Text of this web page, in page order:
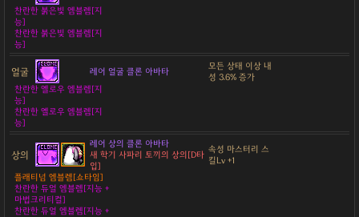
찬란한 붉은빛 엠블렘[지
능]
찬란한 붉은빛 엠블렘[지
능]
얼굴 레어 얼굴 클론 아바타
모든 상태 이상 내
성 3.6% 증가
찬란한 옐로우 엠블렘[지
능]
찬란한 옐로우 엠블렘[지
능]
상의
레어 상의 클론 아바타
새 학기 사파리 토끼의 상의[D타
입]
속성 마스터리 스
킬Lv +1
플래티넘 엠블렘[쇼타임]
찬란한 듀얼 엠블렘[지능 +
마법크리티컬]
찬란한 듀얼 엠블렘[지능 +